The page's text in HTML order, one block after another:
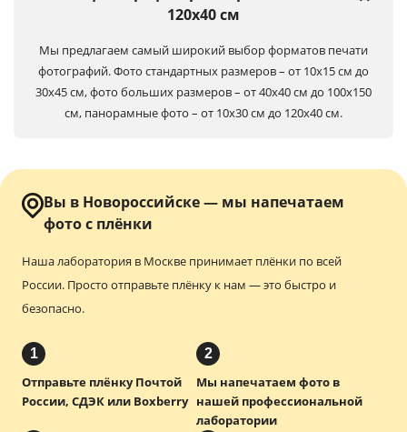
120х40 см
Мы предлагаем самый широкий выбор форматов печати
фотографий. Фото стандартных размеров – от 10х15 см до
30х45 см, фото больших размеров – от 40х40 см до 100x150
см, панорамные фото – от 10х30 см до 120х40 см.
Вы в Новороссийске — мы напечатаем
фото с плёнки
Наша лаборатория в Москве принимает плёнки по всей
России. Просто отправьте плёнку к нам — это быстро и
безопасно.
1
Отправьте плёнку Почтой
России, СДЭК или Boxberry
2
Мы напечатаем фото в
нашей профессиональной
лаборатории